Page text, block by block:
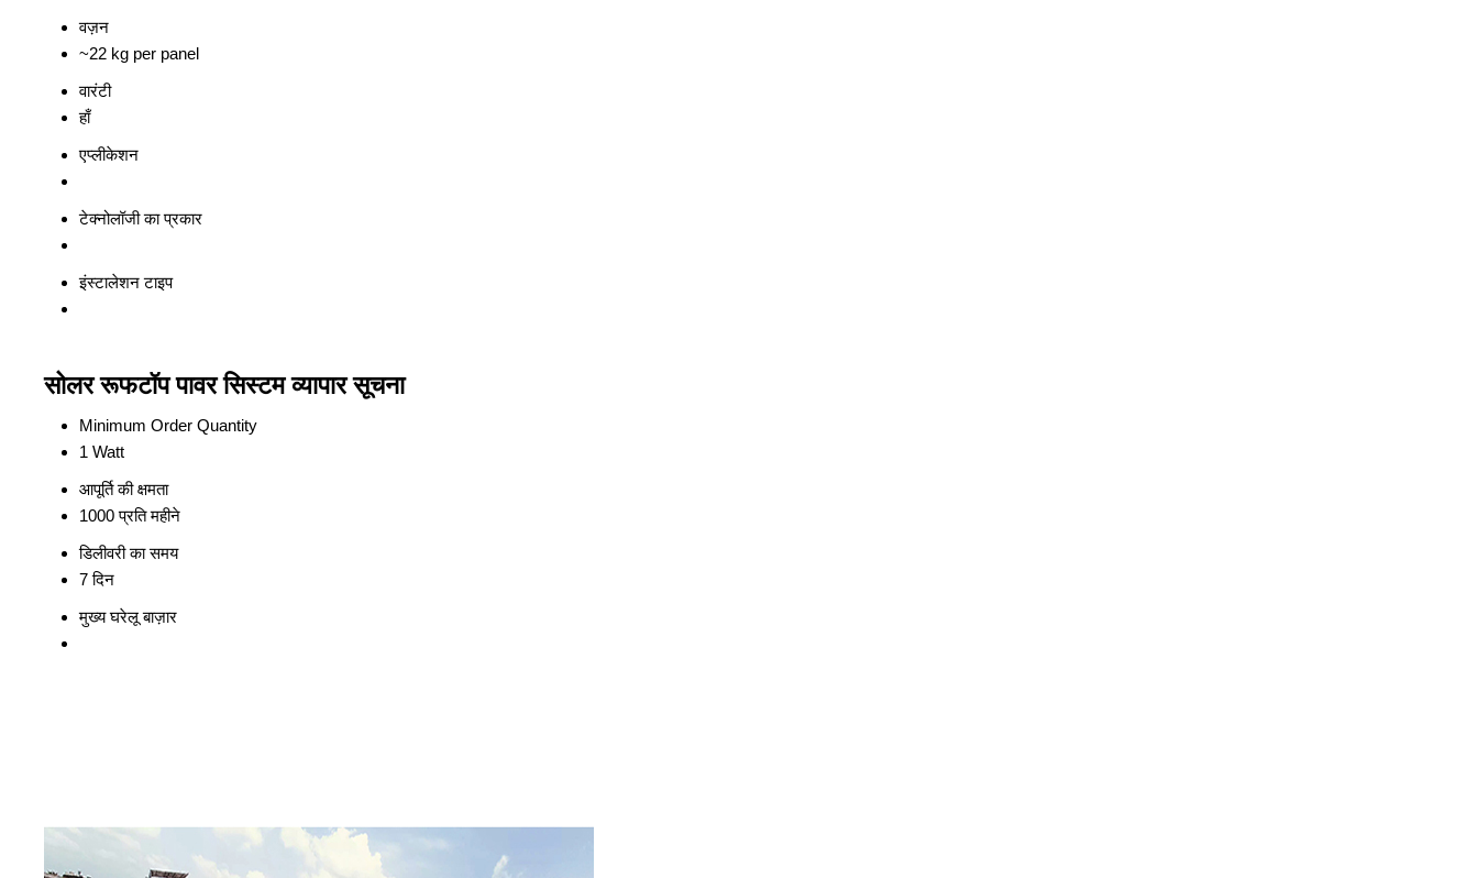
वज़न
~22 kg per panel
वारंटी
हाँ
एप्लीकेशन
टेक्नोलॉजी का प्रकार
इंस्टालेशन टाइप
सोलर रूफटॉप पावर सिस्टम व्यापार सूचना
Minimum Order Quantity
1 Watt
आपूर्ति की क्षमता
1000 प्रति महीने
डिलीवरी का समय
7 दिन
मुख्य घरेलू बाज़ार